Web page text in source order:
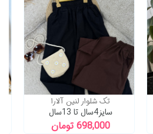
تک شلوار وایدریش کد129 و 130
سایز6سال تا 13سال
1,249,000 تومان